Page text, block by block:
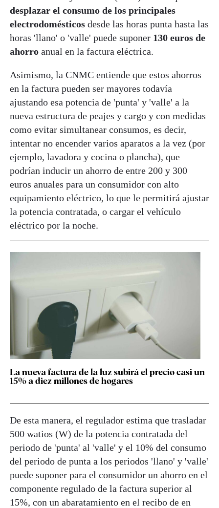
desplazar el consumo de los principales
electrodomésticos desde las horas punta hasta las
horas 'llano' o 'valle' puede suponer 130 euros de
ahorro anual en la factura eléctrica.
Asimismo, la CNMC entiende que estos ahorros
en la factura pueden ser mayores todavía
ajustando esa potencia de 'punta' y 'valle' a la
nueva estructura de peajes y cargo y con medidas
como evitar simultanear consumos, es decir,
intentar no encender varios aparatos a la vez (por
ejemplo, lavadora y cocina o plancha), que
podrían inducir un ahorro de entre 200 y 300
euros anuales para un consumidor con alto
equipamiento eléctrico, lo que le permitirá ajustar
la potencia contratada, o cargar el vehículo
eléctrico por la noche.
La nueva factura de la luz subirá el precio casi un
15% a diez millones de hogares
De esta manera, el regulador estima que trasladar
500 watios (W) de la potencia contratada del
periodo de 'punta' al 'valle' y el 10% del consumo
del periodo de punta a los periodos 'llano' y 'valle'
puede suponer para el consumidor un ahorro en el
componente regulado de la factura superior al
15%, con un abaratamiento en el recibo de en